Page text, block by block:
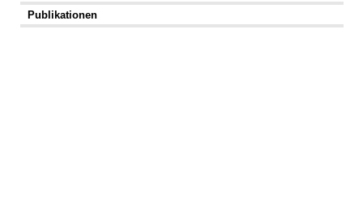
Publikationen